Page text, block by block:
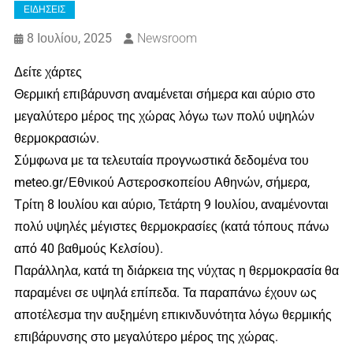
ΕΙΔΗΣΕΙΣ
8 Ιουλίου, 2025 Newsroom
Δείτε χάρτες
Θερμική επιβάρυνση αναμένεται σήμερα και αύριο στο
μεγαλύτερο μέρος της χώρας λόγω των πολύ υψηλών
θερμοκρασιών.
Σύμφωνα με τα τελευταία προγνωστικά δεδομένα του
meteo.gr/Εθνικού Αστεροσκοπείου Αθηνών, σήμερα,
Τρίτη 8 Ιουλίου και αύριο, Τετάρτη 9 Ιουλίου, αναμένονται
πολύ υψηλές μέγιστες θερμοκρασίες (κατά τόπους πάνω
από 40 βαθμούς Κελσίου).
Παράλληλα, κατά τη διάρκεια της νύχτας η θερμοκρασία θα
παραμένει σε υψηλά επίπεδα. Τα παραπάνω έχουν ως
αποτέλεσμα την αυξημένη επικινδυνότητα λόγω θερμικής
επιβάρυνσης στο μεγαλύτερο μέρος της χώρας.